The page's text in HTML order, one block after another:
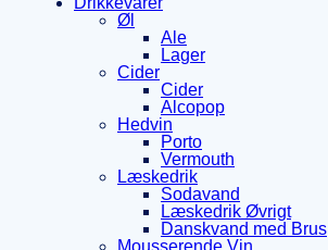
Øl
Ale
Lager
Cider
Cider
Alcopop
Hedvin
Porto
Vermouth
Læskedrik
Sodavand
Læskedrik Øvrigt
Danskvand med Brus